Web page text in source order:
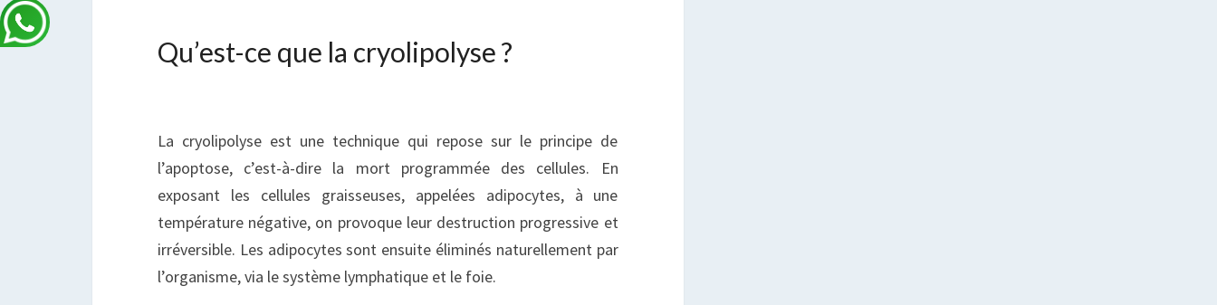
Qu’est-ce que la cryolipolyse ?
La cryolipolyse est une technique qui repose sur le principe de
l’apoptose, c’est-à-dire la mort programmée des cellules. En
exposant les cellules graisseuses, appelées adipocytes, à une
température négative, on provoque leur destruction progressive et
irréversible. Les adipocytes sont ensuite éliminés naturellement par
l’organisme, via le système lymphatique et le foie.